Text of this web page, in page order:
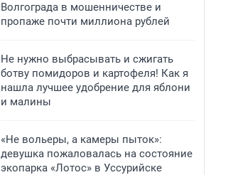
Волгограда в мошенничестве и
пропаже почти миллиона рублей
Не нужно выбрасывать и сжигать
ботву помидоров и картофеля! Как я
нашла лучшее удобрение для яблони
и малины
«Не вольеры, а камеры пыток»:
девушка пожаловалась на состояние
экопарка «Лотос» в Уссурийске